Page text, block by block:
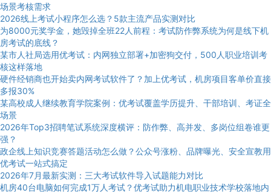
场景考核需求
2026线上考试小程序怎么选？5款主流产品实测对比
为8000元奖学金，她毁掉全班22人前程：考试防作弊系统为何是线下机
房考试的底线？
某市人社局选用优考试：内网独立部署+加密狗交付，500人职业培训考
核这样落地
硬件经销商也开始卖内网考试软件了？加上优考试，机房项目客单价直接
多报30%
某高校成人继续教育学院案例：优考试覆盖学历提升、干部培训、考证全
场景
2026年Top3招聘笔试系统深度横评：防作弊、高并发、多岗位组卷谁更
强？
政企线上知识竞赛答题活动怎么做？公众号涨粉、品牌曝光、安全宣教用
优考试一站式搞定
2026年7月最新实测：三大考试软件导入试题能力对比
机房40台电脑如何完成1万人考试？优考试助力机电职业技术学校落地内